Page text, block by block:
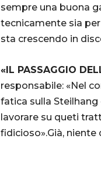
sempre una buona
tecnicamente sia
sta crescendo in
«IL PASSAGGIO
responsabile: «Nel
fatica sulla Steilhang
lavorare su queti
fidicioso».Già, niente